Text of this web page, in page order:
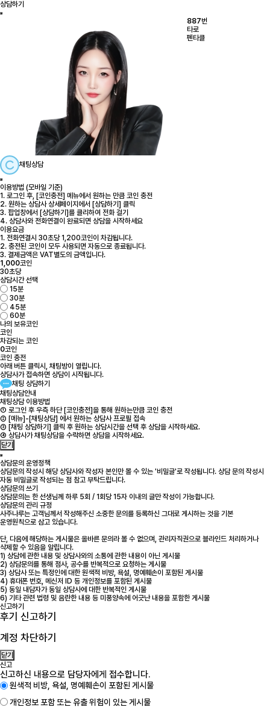
상담하기
887번
타로
펜타클
채팅상담
이용방법 (모바일 기준)
1. 로그인 후, [코인충전] 메뉴에서 원하는 만큼 코인 충전
2. 원하는 상담사 상세페이지에서 [상담하기] 클릭
3. 팝업창에서 [상담하기]를 클리하여 전화 걸기
4. 상담사와 전화연결이 완료되면 상담을 시작하세요
이용요금
1. 전화연결시 30초당 1,200코인이 차감됩니다.
2. 충전된 코인이 모두 사용되면 자동으로 종료됩니다.
3. 결제금액은 VAT별도의 금액입니다.
1,000코인
30초당
상담시간 선택
15분
30분
45분
60분
나의 보유코인
코인
차감되는 코인
0코인
코인 충전
아래 버튼 클릭시, 채팅방이 열립니다.
상담사가 접속하면 상담이 시작됩니다.
채팅 상담하기
채팅상담안내
채팅상담 이용방법
① 로그인 후 우측 하단 [코인충전]을 통해 원하는만큼 코인 충전
② [메뉴]-[채팅상담] 에서 원하는 상담사 프로필 접속
③ [채팅 상담하기] 클릭 후 원하는 상담시간을 선택 후 상담을 시작하세요.
④ 상담사가 채팅상담을 수락하면 상담을 시작하세요.
닫기
상담문의 운영정책
상담문의 작성시 해당 상담사와 작성자 본인만 볼 수 있는 '비밀글'로 작성됩니다. 상담 문의 작성시
자동 비밀글로 작성되는 점 참고 부탁드립니다.
상담문의 쓰기
상담문의는 한 선생님께 하루 5회 / 1회당 15자 이내의 글만 작성이 가능합니다.
상담문의 관리 규정
사주나루는 고객님께서 작성해주신 소중한 문의를 등록하신 그대로 게시하는 것을 기본
운영원칙으로 삼고 있습니다.
단, 다음에 해당하는 게시물은 올바른 문의라 볼 수 없으며, 관리자직권으로 블라인드 처리하거나
삭제할 수 있음을 알립니다.
1) 상담에 관한 내용 및 상담사와의 소통에 관한 내용이 아닌 게시물
2) 상담문의를 통해 점사, 공수를 반복적으로 요청하는 게시물
3) 상담사 또는 특정인에 대한 원색적 비방, 욕설, 명예훼손이 포함된 게시물
4) 휴대폰 번호, 메신저 ID 등 개인정보를 포함된 게시물
5) 동일 내담자가 동일 상담사에 대한 반복적인 게시물
6) 기타 관련 법령 및 음란한 내용 등 미풍양속에 어긋난 내용을 포함한 게시물
신고하기
후기 신고하기
계정 차단하기
닫기
신고
신고하신 내용으로 담당자에게 접수합니다.
원색적 비방, 욕설, 명예훼손이 포함된 게시물
개인정보 포함 또는 유출 위험이 있는 게시물